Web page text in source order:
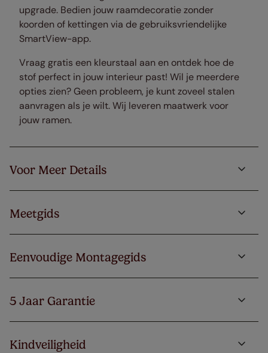
upgrade. Bedien jouw raamdecoratie zonder
koorden of kettingen via de gebruiksvriendelijke
SmartView-app.
Vraag gratis een kleurstaal aan en ontdek hoe de
stof perfect in jouw interieur past! Wil je meerdere
opties zien? Geen probleem, je kunt zoveel stalen
aanvragen als je wilt. Wij leveren maatwerk voor
jouw ramen.
Voor Meer Details
Meetgids
Eenvoudige Montagegids
5 Jaar Garantie
Kindveiligheid